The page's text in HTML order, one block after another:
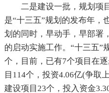
二是建设一批，规划项
是“十三五”规划的发布年，
划的同时，早动手，早部署
的启动实施工作。“十三五”
个，目前，已有7个项目在
目114个，投资4.06亿(争取
建设项目23个，投入资金